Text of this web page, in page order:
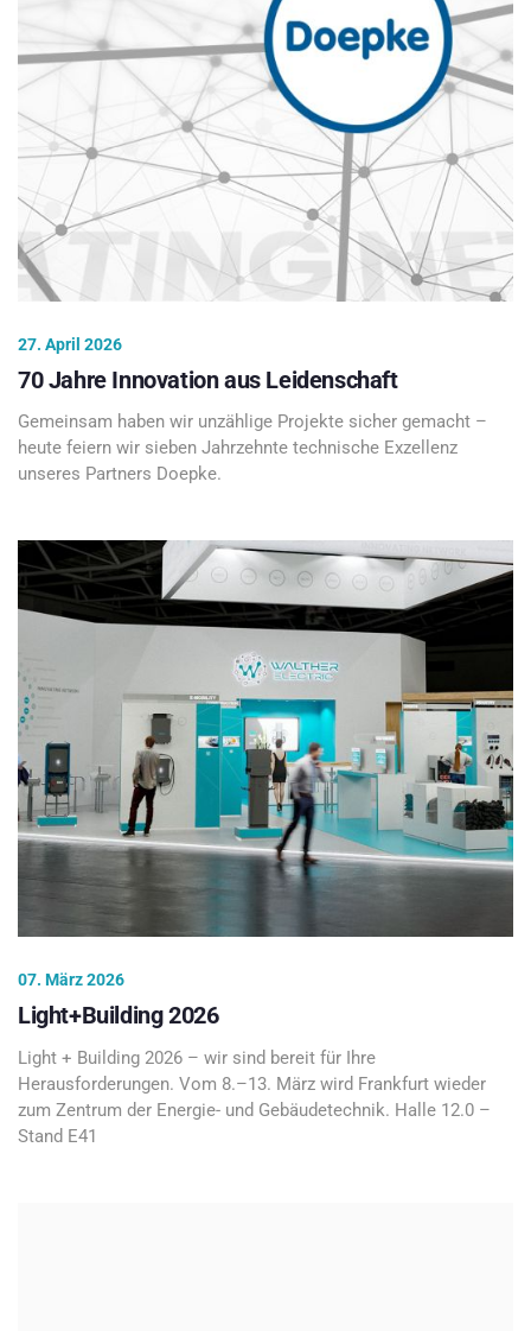
27. April 2026
70 Jahre Innovation aus Leidenschaft
Gemeinsam haben wir unzählige Projekte sicher gemacht –
heute feiern wir sieben Jahrzehnte technische Exzellenz
unseres Partners Doepke.
07. März 2026
Light+Building 2026
Light + Building 2026 – wir sind bereit für Ihre
Herausforderungen. Vom 8.–13. März wird Frankfurt wieder
zum Zentrum der Energie- und Gebäudetechnik. Halle 12.0 –
Stand E41